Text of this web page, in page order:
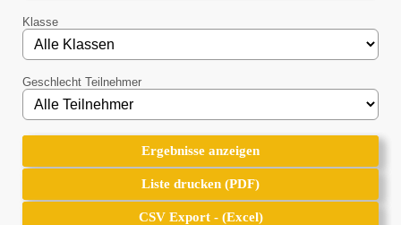
Klasse
Geschlecht Teilnehmer
Ergebnisse anzeigen
Ergebnisse anzeigen
Liste drucken (PDF)
Liste drucken (PDF)
CSV Export - (Excel)
CSV Export - (Excel)